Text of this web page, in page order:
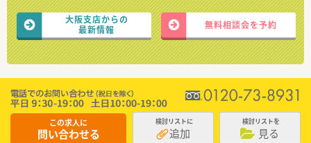
大阪支店からの
最新情報
無料相談会を予約
この求人に
問い合わせる
検討リストに
追加
検討リストを
見る